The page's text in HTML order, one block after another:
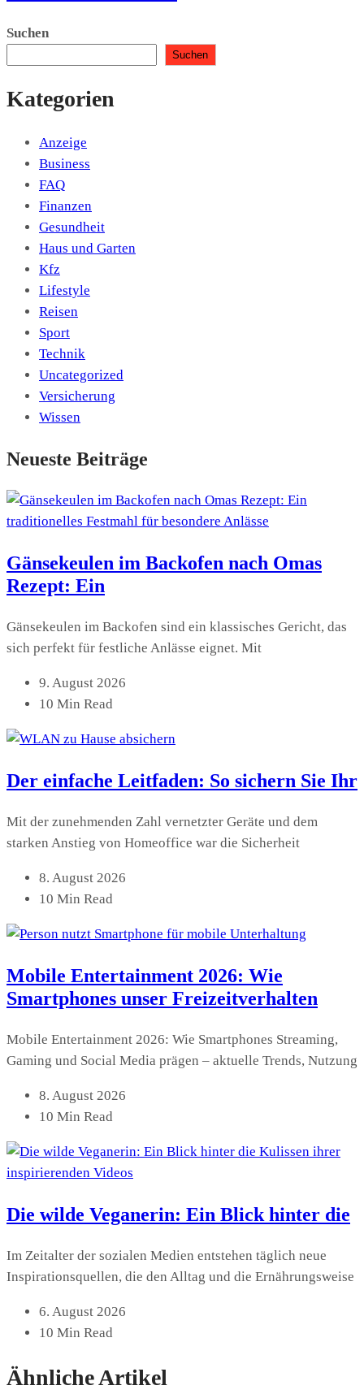
Suchen
Suchen
Kategorien
Anzeige
Business
FAQ
Finanzen
Gesundheit
Haus und Garten
Kfz
Lifestyle
Reisen
Sport
Technik
Uncategorized
Versicherung
Wissen
Neueste Beiträge
Gänsekeulen im Backofen nach Omas
Rezept: Ein
Gänsekeulen im Backofen sind ein klassisches Gericht, das
sich perfekt für festliche Anlässe eignet. Mit
9. August 2026
10 Min Read
Der einfache Leitfaden: So sichern Sie Ihr
Mit der zunehmenden Zahl vernetzter Geräte und dem
starken Anstieg von Homeoffice war die Sicherheit
8. August 2026
10 Min Read
Mobile Entertainment 2026: Wie
Smartphones unser Freizeitverhalten
Mobile Entertainment 2026: Wie Smartphones Streaming,
Gaming und Social Media prägen – aktuelle Trends, Nutzung
8. August 2026
10 Min Read
Die wilde Veganerin: Ein Blick hinter die
Im Zeitalter der sozialen Medien entstehen täglich neue
Inspirationsquellen, die den Alltag und die Ernährungsweise
6. August 2026
10 Min Read
Ähnliche Artikel